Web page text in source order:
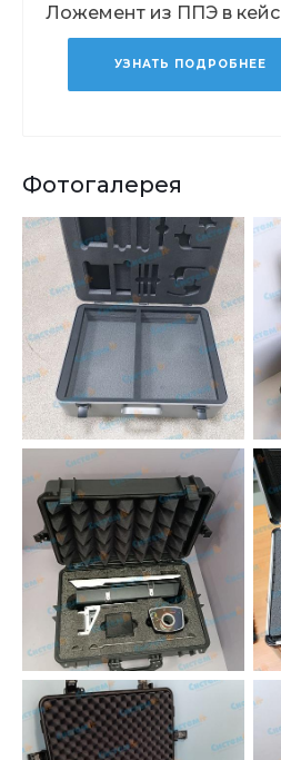
Ложемент из ППЭ в кейс
УЗНАТЬ ПОДРОБНЕЕ
Фотогалерея